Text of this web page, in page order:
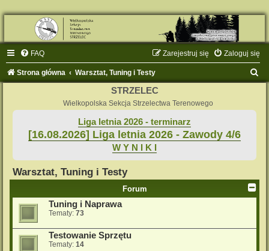
FAQ Zaloguj się
Zarejestruj się
Strona główna Warsztat, Tuning i Testy
STRZELEC
Wielkopolska Sekcja Strzelectwa Terenowego
Liga letnia 2026 - terminarz
[16.08.2026] Liga letnia 2026 - Zawody 4/6
W Y N I K I
Warsztat, Tuning i Testy
Forum
Tuning i Naprawa
Tematy: 73
Testowanie Sprzętu
Tematy: 14